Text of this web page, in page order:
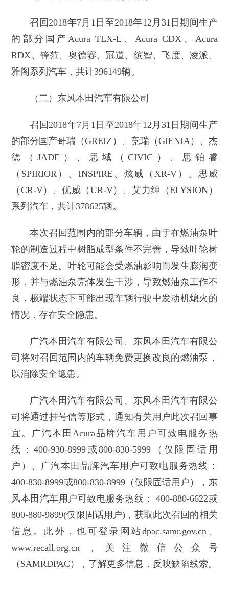
召回2018年7月1日至2018年12月31日期间生产
的部分国产Acura TLX-L、Acura CDX、Acura
RDX、锋范、奥德赛、冠道、缤智、飞度、凌派、
雅阁系列汽车，共计396149辆。
（二）东风本田汽车有限公司
召回2018年7月1日至2018年12月31日期间生产
的部分国产哥瑞（GREIZ）、竞瑞（GIENIA）、杰
德（JADE）、思域（CIVIC）、思铂睿
（SPIRIOR）、INSPIRE、炫威（XR-V）、思威
（CR-V）、优威（UR-V）、艾力绅（ELYSION）
系列汽车，共计378625辆。
本次召回范围内的部分车辆，由于在燃油泵叶
轮的制造过程中树脂成型条件不完善，导致叶轮树
脂密度不足。叶轮可能会受燃油影响而发生膨润变
形，并与燃油泵壳体发生干涉，导致燃油泵工作不
良，极端状态下可能出现车辆行驶中发动机熄火的
情况，存在安全隐患。
广汽本田汽车有限公司、东风本田汽车有限公
司将对召回范围内的车辆免费更换改良的燃油泵，
以消除安全隐患。
广汽本田汽车有限公司、东风本田汽车有限公
司将通过挂号信等形式，通知有关用户此次召回事
宜。广汽本田Acura品牌汽车用户可致电服务热
线：400-930-8999或800-830-5999（仅限固话用
户）、广汽本田品牌汽车用户可致电服务热线：
400-830-8999或800-830-8999（仅限固话用户），东
风本田汽车用户可致电服务热线： 400-880-6622或
800-880-9899(仅限固话用户)，获取此次召回的相关
信息。此外，也可登录网站dpac.samr.gov.cn、
www.recall.org.cn，关注微信公众号
（SAMRDPAC），了解更多信息，反映缺陷线索。